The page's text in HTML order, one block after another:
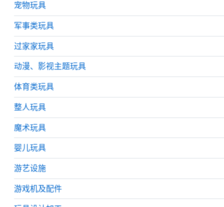
宠物玩具
军事类玩具
过家家玩具
动漫、影视主题玩具
体育类玩具
整人玩具
魔术玩具
婴儿玩具
游艺设施
游戏机及配件